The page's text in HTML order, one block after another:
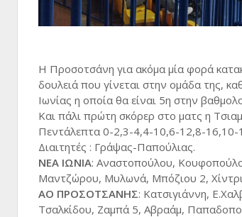
Η Προσοτσάνη για ακόμα μία φορά
δουλειά που γίνεται στην ομάδα της,
Ιωνίας η οποία θα είναι 5η στην
Και πάλι πρώτη σκόρερ στο ματς η
Πεντάλεπτα 0-2,3-4,4-10,6-12,8-
Διαιτητές : Γράψας-Παπούλιας.
ΝΕΑ ΙΩΝΙΑ: Αναστοπούλου,
Μαντζώρου, Μυλωνά, Μπόζιου 2,
ΑΟ ΠΡΟΣΟΤΣΑΝΗΣ: Κατσιγιάννη,
Τσαλκίδου, Ζαμπά 5, Αβραάμ,